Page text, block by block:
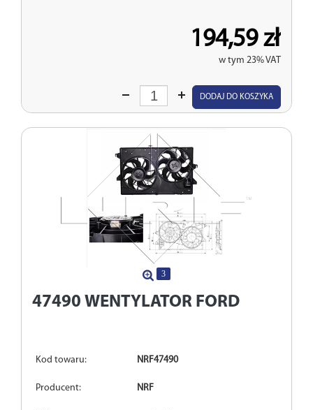
194,59 zł
w tym 23% VAT
Wprowadź
DODAJ DO KOSZYKA
3
47490 WENTYLATOR FORD
Kod towaru: NRF47490
Producent: NRF